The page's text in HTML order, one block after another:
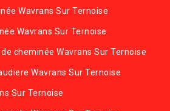
Wavrans Sur Ternoise
Wavrans Sur Ternoise
cheminée Wavrans Sur Ternoise
Wavrans Sur Ternoise
Sur Ternoise